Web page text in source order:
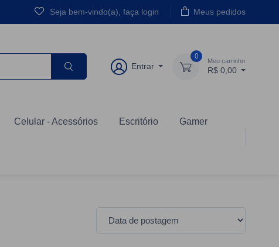
Seja bem-vindo(a), faça login Meus pedidos
Entrar
0
Meu carrinho
R$ 0,00
Celular - Acessórios Escritório Gamer